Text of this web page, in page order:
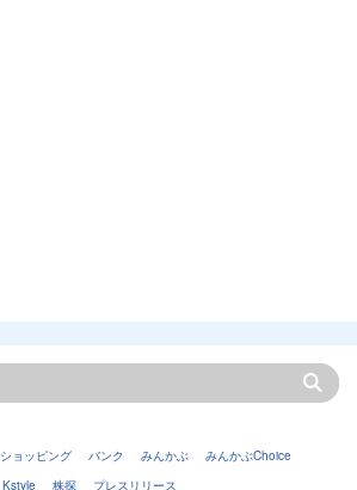
ショッピング バンク みんかぶ
みんかぶChoice
Kstyle
株探 プレスリリース